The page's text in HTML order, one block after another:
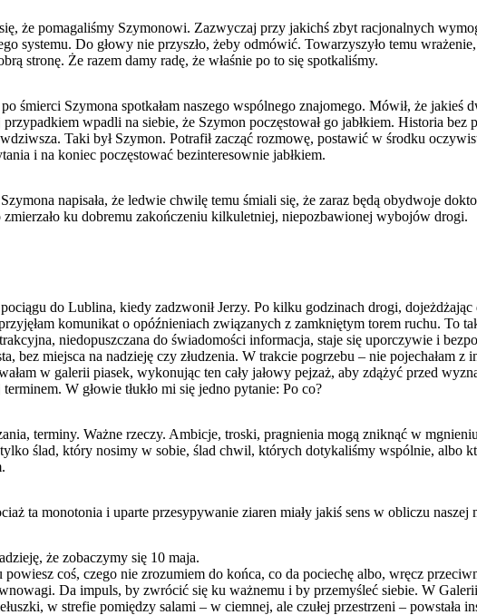
się, że pomagaliśmy Szymonowi. Zazwyczaj przy jakichś zbyt racjonalnych
systemu. Do głowy nie przyszło, żeby odmówić. Towarzyszyło temu
stronę. Że razem damy radę, że właśnie po to się spotkaliśmy.
śmierci Szymona spotkałam naszego wspólnego znajomego. Mówił, że jakieś
przypadkiem wpadli na siebie, że Szymon poczęstował go jabłkiem. Historia bez
Taki był Szymon. Potrafił zacząć rozmowę, postawić w środku
i na koniec poczęstować bezinteresownie jabłkiem.
napisała, że ledwie chwilę temu śmiali się, że zaraz będą obydwoje
zmierzało ku dobremu zakończeniu kilkuletniej, niepozbawionej wybojów drogi.
do Lublina, kiedy zadzwonił Jerzy. Po kilku godzinach drogi, dojeżdżając
komunikat o opóźnieniach związanych z zamkniętym torem ruchu. To
niedopuszczana do świadomości informacja, staje się uporczywie i
bez miejsca na nadzieję czy złudzenia. W trakcie pogrzebu – nie pojechałam z
w galerii piasek, wykonując ten cały jałowy pejzaż, aby zdążyć przed
W głowie tłukło mi się jedno pytanie: Po co?
terminy. Ważne rzeczy. Ambicje, troski, pragnienia mogą zniknąć w
ślad, który nosimy w sobie, ślad chwil, których dotykaliśmy wspólnie, albo
ta monotonia i uparte przesypywanie ziaren miały jakiś sens w obliczu naszej
że zobaczymy się 10 maja.
powiesz coś, czego nie zrozumiem do końca, co da pociechę albo, wręcz
Da impuls, by zwrócić się ku ważnemu i by przemyśleć siebie. W
w strefie pomiędzy salami – w ciemnej, ale czułej przestrzeni – powstała